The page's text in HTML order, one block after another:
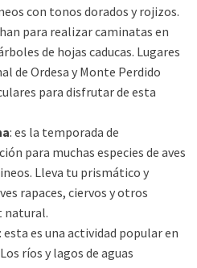
con tonos dorados y rojizos.
para realizar caminatas en
de hojas caducas. Lugares
de Ordesa y Monte Perdido
para disfrutar de esta
: es la temporada de
para muchas especies de aves
Lleva tu prismático y
rapaces, ciervos y otros
natural.
: esta es una actividad popular en
ríos y lagos de aguas